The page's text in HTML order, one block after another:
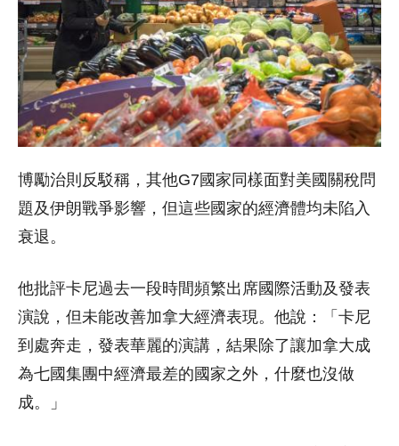
博勵治則反駁稱，其他G7國家同樣面對美國關稅問
題及伊朗戰爭影響，但這些國家的經濟體均未陷入
衰退。
他批評卡尼過去一段時間頻繁出席國際活動及發表
演說，但未能改善加拿大經濟表現。他說：「卡尼
到處奔走，發表華麗的演講，結果除了讓加拿大成
為七國集團中經濟最差的國家之外，什麼也沒做
成。」